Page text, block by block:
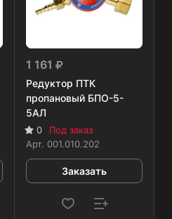
1 161
Редуктор ПТК
пропановый БПО-5-
5AЛ
0
Под заказ
Арт. 001.010.202
Заказать